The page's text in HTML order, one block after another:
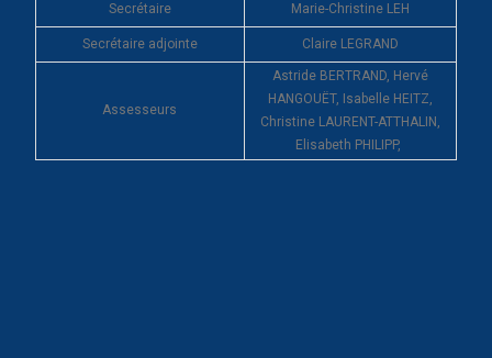
Secrétaire Marie-Christine LEH
Secrétaire adjointe Claire LEGRAND
Assesseurs
Astride BERTRAND, Hervé
HANGOUËT, Isabelle HEITZ,
Christine LAURENT-ATTHALIN,
Elisabeth PHILIPP,